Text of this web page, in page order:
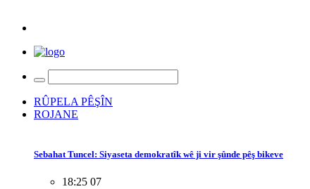
RÛPELA PÊŞÎN
ROJANE
Sebahat Tuncel: Siyaseta demokratîk wê ji vir şûnde pêş bikeve
18:25 07